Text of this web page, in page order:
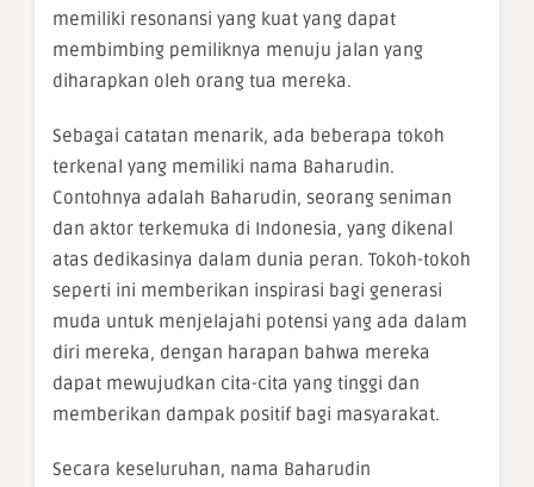
memiliki resonansi yang kuat yang dapat
membimbing pemiliknya menuju jalan yang
diharapkan oleh orang tua mereka.
Sebagai catatan menarik, ada beberapa tokoh
terkenal yang memiliki nama Baharudin.
Contohnya adalah Baharudin, seorang seniman
dan aktor terkemuka di Indonesia, yang dikenal
atas dedikasinya dalam dunia peran. Tokoh-tokoh
seperti ini memberikan inspirasi bagi generasi
muda untuk menjelajahi potensi yang ada dalam
diri mereka, dengan harapan bahwa mereka
dapat mewujudkan cita-cita yang tinggi dan
memberikan dampak positif bagi masyarakat.
Secara keseluruhan, nama Baharudin